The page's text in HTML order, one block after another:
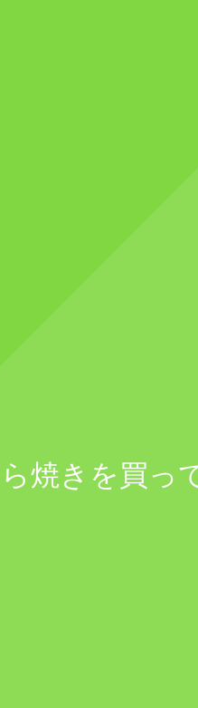
焼きを買っ